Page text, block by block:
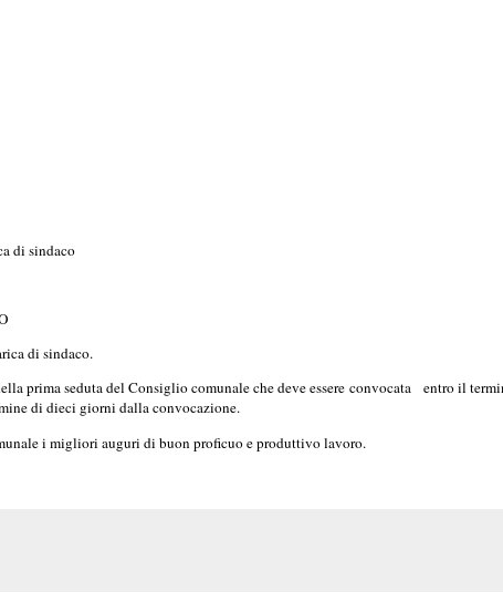
di sindaco
di sindaco.
prima seduta del Consiglio comunale che deve essere convocata entro il
di dieci giorni dalla convocazione.
i migliori auguri di buon proficuo e produttivo lavoro.